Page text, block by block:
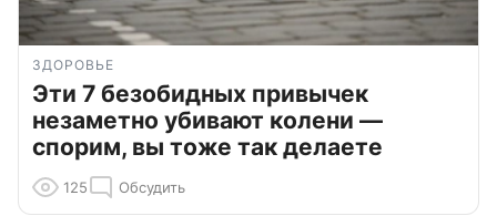
ЗДОРОВЬЕ
Эти 7 безобидных привычек
незаметно убивают колени —
спорим, вы тоже так делаете
125 Обсудить